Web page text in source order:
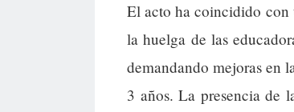
El acto ha coincidido con
la huelga de las
demandando mejoras en
3 años. La presencia de